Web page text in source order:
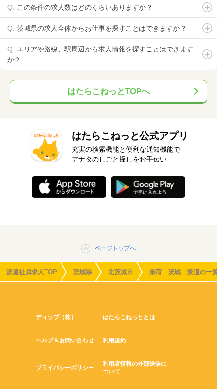
この条件の求人数はどのくらいありますか？
茨城県の求人全体からお仕事を探すことはできますか？
エリアや路線、駅周辺から求人情報を探すことはできます
か？
はたらこねっとTOPへ
はたらこねっと公式アプリ
充実の検索機能と便利な通知機能で
アナタのしごと探しをお手伝い！
ページトップへ
派遣社員求人TOP 茨城県 北茨城市 集荷 茨城 派遣の一
ディップ（株） はたらこねっととは
ヘルプ＆お問い合わせ 利用規約
プライバシーポリシー
利用者情報の外部送信に
ついて